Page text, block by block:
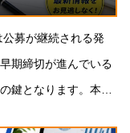
募が継続される発
期締切が進んでいる
鍵となります。本記